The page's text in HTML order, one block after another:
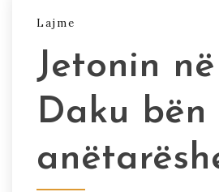
Lajme
Jetonin
Daku bën